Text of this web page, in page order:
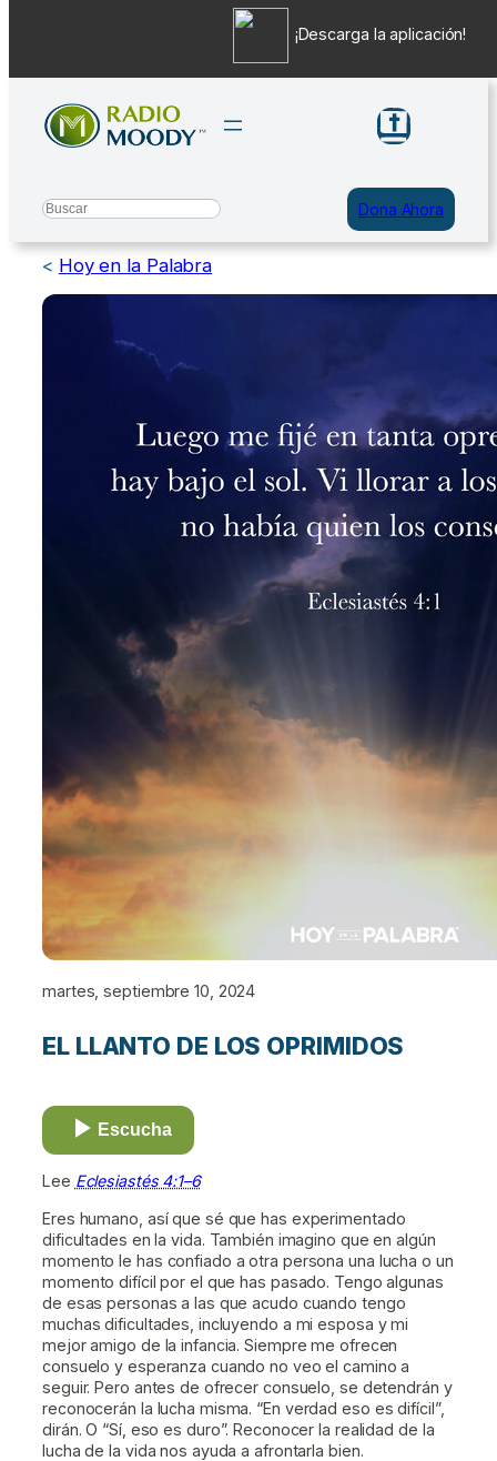
contenido
Search Dona Ahora
< Hoy en la Palabra
martes, septiembre 10, 2024
EL LLANTO DE LOS OPRIMIDOS
Escucha
Lee Eclesiastés 4:1–6
Eres humano, así que sé que has experimentado
dificultades en la vida. También imagino que en algún
momento le has confiado a otra persona una lucha o un
momento difícil por el que has pasado. Tengo algunas
de esas personas a las que acudo cuando tengo
muchas dificultades, incluyendo a mi esposa y mi
mejor amigo de la infancia. Siempre me ofrecen
consuelo y esperanza cuando no veo el camino a
seguir. Pero antes de ofrecer consuelo, se detendrán y
reconocerán la lucha misma. “En verdad eso es difícil”,
dirán. O “Sí, eso es duro”. Reconocer la realidad de la
lucha de la vida nos ayuda a afrontarla bien.
¡Descarga la aplicación!